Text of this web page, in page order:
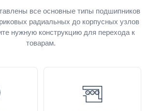
все основные типы подшипников
радиальных до корпусных узлов
нужную конструкцию для перехода к
товарам.